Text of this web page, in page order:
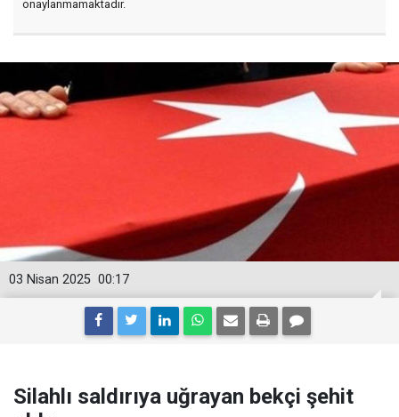
onaylanmamaktadır.
00:17
03 Nisan 2025
Silahlı saldırıya uğrayan bekçi şehit